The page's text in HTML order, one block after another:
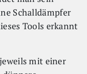
Schalldämpfer
Tools erkannt
mit einer